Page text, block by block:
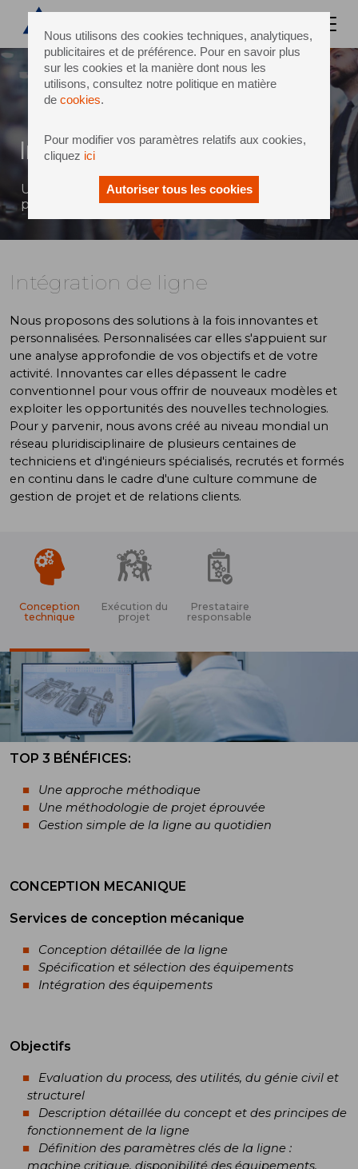
Nous utilisons des cookies techniques, analytiques,
publicitaires et de préférence. Pour en savoir plus
sur les cookies et la manière dont nous les
utilisons, consultez notre politique en matière
de cookies.
Pour modifier vos paramètres relatifs aux cookies,
cliquez ici
Autoriser tous les cookies
Intégration de ligne
Un design créatif pour des solutions
personnalisées sur mesure
Intégration de ligne
Nous proposons des solutions à la fois innovantes et
personnalisées. Personnalisées car elles s'appuient sur
une analyse approfondie de vos objectifs et de votre
activité. Innovantes car elles dépassent le cadre
conventionnel pour vous offrir de nouveaux modèles et
exploiter les opportunités des nouvelles technologies.
Pour y parvenir, nous avons créé au niveau mondial un
réseau pluridisciplinaire de plusieurs centaines de
techniciens et d'ingénieurs spécialisés, recrutés et formés
en continu dans le cadre d'une culture commune de
gestion de projet et de relations clients.
Conception
technique
Exécution du
projet
Prestataire
responsable
TOP 3 BÉNÉFICES:
Une approche méthodique
Une méthodologie de projet éprouvée
Gestion simple de la ligne au quotidien
CONCEPTION MECANIQUE
Services de conception mécanique
Conception détaillée de la ligne
Spécification et sélection des équipements
Intégration des équipements
Objectifs
Evaluation du process, des utilités, du génie civil et
structurel
Description détaillée du concept et des principes de
fonctionnement de la ligne
Définition des paramètres clés de la ligne :
machine critique, disponibilité des équipements,